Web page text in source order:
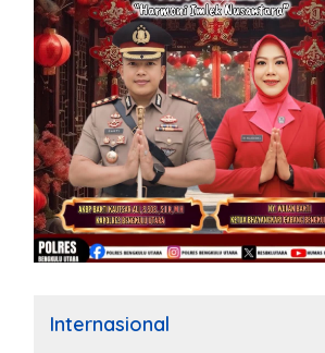
Internasional